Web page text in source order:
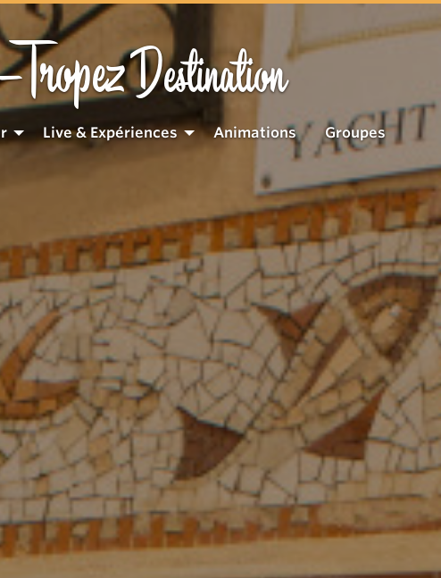
Destination
Live & Expériences Animations Groupes